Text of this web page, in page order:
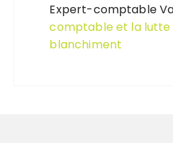
Expert-comptable
comptable et la
blanchiment